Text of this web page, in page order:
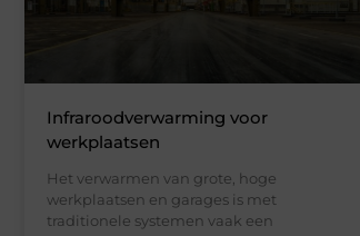
Infraroodverwarming voor
werkplaatsen
Het verwarmen van grote, hoge
werkplaatsen en garages is met
traditionele systemen vaak een